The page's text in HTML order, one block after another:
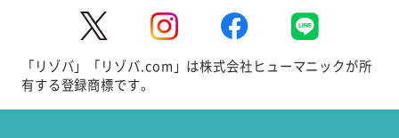
「リゾバ」「リゾバ.com」は株式会社ヒューマニックが所
有する登録商標です。